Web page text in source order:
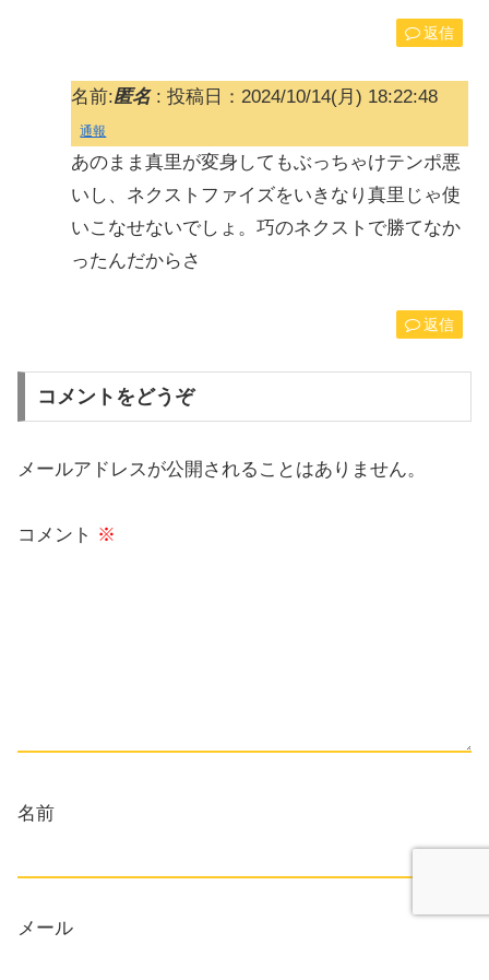
返信
名前:匿名: 投稿日：2024/10/14(月) 18:22:48
通報
あのまま真里が変身してもぶっちゃけテンポ悪
いし、ネクストファイズをいきなり真里じゃ使
いこなせないでしょ。巧のネクストで勝てなか
ったんだからさ
返信
コメントをどうぞ
メールアドレスが公開されることはありません。
コメント ※
名前
メール